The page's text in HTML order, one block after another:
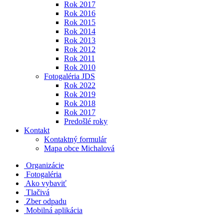
Rok 2017
Rok 2016
Rok 2015
Rok 2014
Rok 2013
Rok 2012
Rok 2011
Rok 2010
Fotogaléria JDS
Rok 2022
Rok 2019
Rok 2018
Rok 2017
Predošlé roky
Kontakt
Kontaktný formulár
Mapa obce Michalová
Organizácie
Fotogaléria
Ako vybaviť
Tlačivá
Zber odpadu
Mobilná aplikácia